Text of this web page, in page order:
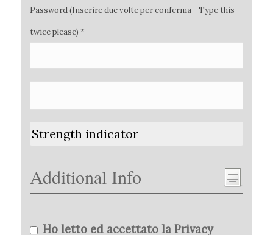
Password (Inserire due volte per conferma - Type this
twice please) *
Strength indicator
Additional Info
Ho letto ed accettato la Privacy